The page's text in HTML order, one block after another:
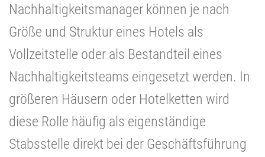
Nachhaltigkeitsmanager können je nach
Größe und Struktur eines Hotels als
Vollzeitstelle oder als Bestandteil eines
Nachhaltigkeitsteams eingesetzt werden. In
größeren Häusern oder Hotelketten wird
diese Rolle häufig als eigenständige
Stabsstelle direkt bei der Geschäftsführung